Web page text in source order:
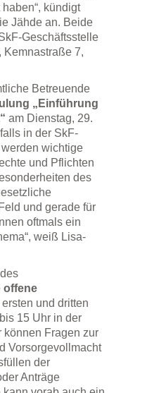
kündigt
Jähde an. Beide
Geschäftsstelle
Kemnastraße 7,
Betreuende
„Einführung
am Dienstag, 29.
in der SkF-
wichtige
und Pflichten
des
und gerade für
oftmals ein
weiß Lisa-
offene
und dritten
15 Uhr in der
können Fragen zur
Vorsorgevollmacht
der
Anträge